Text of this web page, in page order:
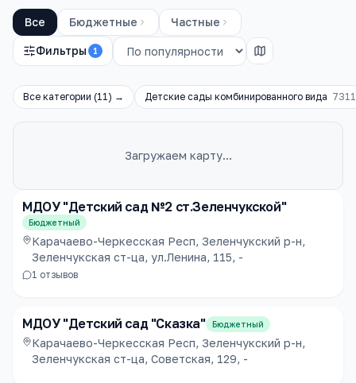
Все Бюджетные Частные
Фильтры 1
Все категории (11) → Детские сады комбинированного вида 7311
Загружаем карту…
МДОУ "Детский сад №2 ст.Зеленчукской"
Бюджетный
Карачаево-Черкесская Респ, Зеленчукский р-н,
Зеленчукская ст-ца, ул.Ленина, 115, -
1 отзывов
МДОУ "Детский сад "Сказка" Бюджетный
Карачаево-Черкесская Респ, Зеленчукский р-н,
Зеленчукская ст-ца, Советская, 129, -